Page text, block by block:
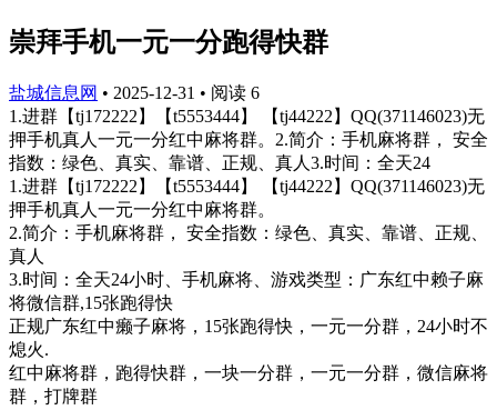
崇拜手机一元一分跑得快群
盐城信息网 • 2025-12-31 • 阅读 6
1.进群【tj172222】【t5553444】 【tj44222】QQ(371146023)无
押手机真人一元一分红中麻将群。2.简介：手机麻将群， 安全
指数：绿色、真实、靠谱、正规、真人3.时间：全天24
1.进群【tj172222】【t5553444】 【tj44222】QQ(371146023)无
押手机真人一元一分红中麻将群。
2.简介：手机麻将群， 安全指数：绿色、真实、靠谱、正规、
真人
3.时间：全天24小时、手机麻将、游戏类型：广东红中赖子麻
将微信群,15张跑得快
正规广东红中癞子麻将，15张跑得快，一元一分群，24小时不
熄火.
红中麻将群，跑得快群，一块一分群，一元一分群，微信麻将
群，打牌群